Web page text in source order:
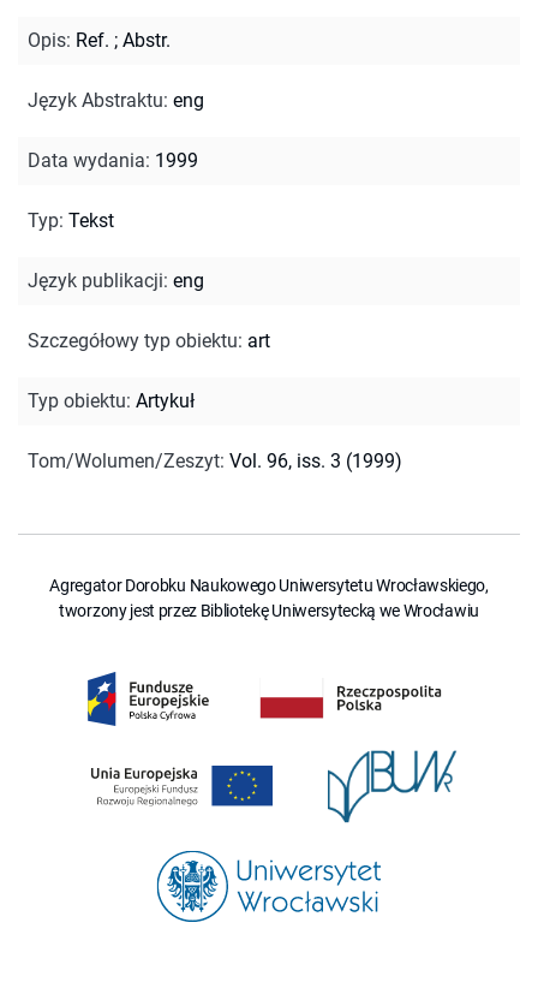
Opis: Ref. ; Abstr.
Język Abstraktu: eng
Data wydania: 1999
Typ: Tekst
Język publikacji: eng
Szczegółowy typ obiektu: art
Typ obiektu: Artykuł
Tom/Wolumen/Zeszyt: Vol. 96, iss. 3 (1999)
Agregator Dorobku Naukowego Uniwersytetu Wrocławskiego,
tworzony jest przez Bibliotekę Uniwersytecką we Wrocławiu